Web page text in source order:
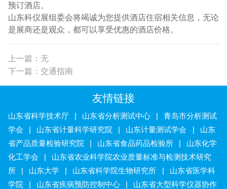
预订酒店。
山东科仪展组委会将竭诚为您提供酒店住宿相关信息，无论
是展商还是观众，都可以享受优惠的酒店价格。
上一篇：无
下一篇：交通指南
友情链接
山东省科学技术厅 | 山东省分析测试中心 |
青岛市分析测试
学会
| 山东省计量科学研究院 | 山东计量测试学会 |
山东
省产品质量检验研究院
| 山东省食品药品检验所 |
山东化学
化工学会
|
山东省农业科学院农业质量标准与检测技术研究
所
| 山东大学 | 山东省科学院生物研究所 |
山东省医学科
学院
| 山东省疾病预防控制中心 |
山东省大型科学仪器协作